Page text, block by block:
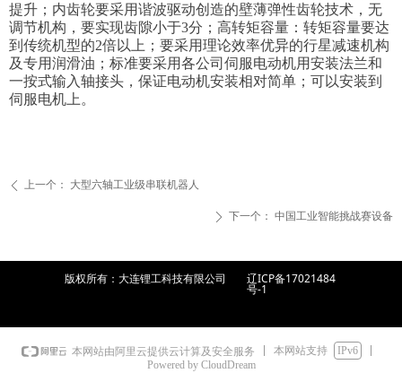
ꄴ 上一个： 大型六轴工业级串联机器人
ꄲ 下一个： 中国工业智能挑战赛设备
提升；内齿轮要采用谐波驱动创造的壁薄弹性齿轮技术，无
调节机构，要实现齿隙小于3分；高转矩容量：转矩容量要达
到传统机型的2倍以上；要采用理论效率优异的行星减速机构
及专用润滑油；标准要采用各公司伺服电动机用安装法兰和
一按式输入轴接头，保证电动机安装相对简单；可以安装到
伺服电机上。
版权所有：大连锂工科技有限公司 辽ICP备17021484
号-1
本网站由阿里云提供云计算及安全服务 本网站支持
IPv6
Powered by CloudDream